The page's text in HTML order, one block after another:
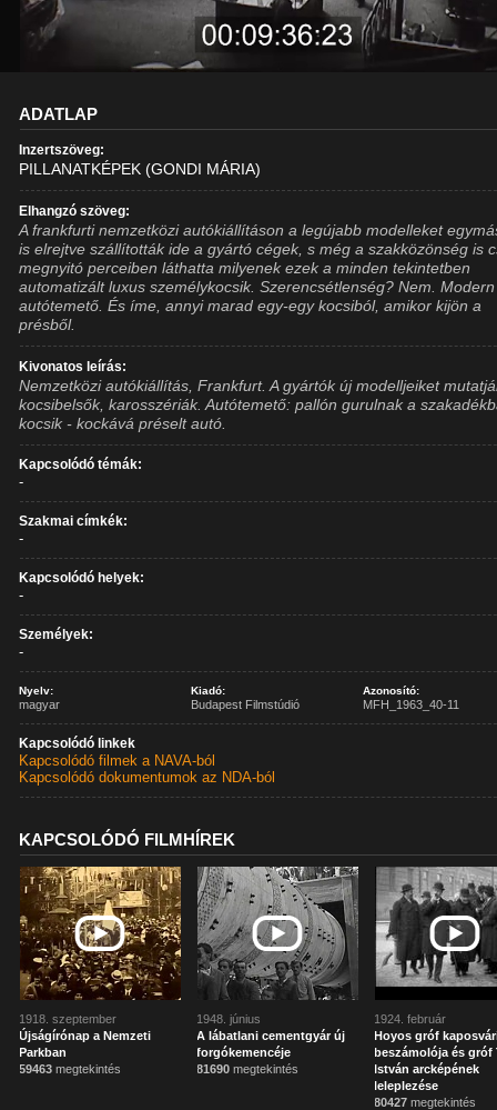
ADATLAP
Inzertszöveg:
PILLANATKÉPEK (GONDI MÁRIA)
Elhangzó szöveg:
A frankfurti nemzetközi autókiállításon a legújabb modelleket
is elrejtve szállították ide a gyártó cégek, s még a szakközönség is
megnyitó perceiben láthatta milyenek ezek a minden tekintetben
automatizált luxus személykocsik. Szerencsétlenség? Nem. Modern
autótemető. És íme, annyi marad egy-egy kocsiból, amikor kijön a
présből.
Kivonatos leírás:
Nemzetközi autókiállítás, Frankfurt. A gyártók új modelljeiket
kocsibelsők, karosszériák. Autótemető: pallón gurulnak a
kocsik - kockává préselt autó.
Kapcsolódó témák:
-
Szakmai címkék:
-
Kapcsolódó helyek:
-
Személyek:
-
Nyelv:
magyar
Kiadó:
Budapest Filmstúdió
Azonosító:
MFH_1963_40-11
Kapcsolódó linkek
Kapcsolódó filmek a NAVA-ból
Kapcsolódó dokumentumok az NDA-ból
KAPCSOLÓDÓ FILMHÍREK
1918. szeptember
Újságírónap a Nemzeti
Parkban
59463 megtekintés
1948. június
A lábatlani cementgyár új
forgókemencéje
81690 megtekintés
1924. február
Hoyos gróf
beszámolója és gróf
István arcképének
leleplezése
80427 megtekintés